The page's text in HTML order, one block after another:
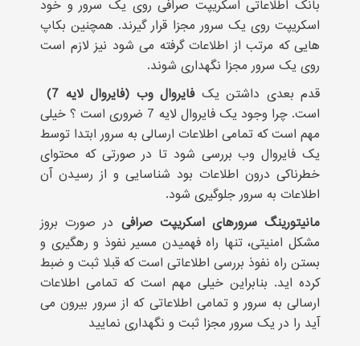
بانک اطلاعاتی اسکریپت صرافی روی یک سرور و خود
اسکریپت روی یک سرور مجزا قرار گیرند. همچنین بکاپ
هایی که مرتب از اطلاعات گرفته می شود نیز لازم است
روی یک سرور مجزا نگهداری شوند.
قدم بعدی داشتن یکفایروال وب (فایروال لایه 7)
است. چرا وجود یک فایروال لایه 7 ضروری است ؟ خیلی
مهم است که تمامی اطلاعات ارسالی به سرور ابتدا توسط
یک فایروال وب بررسی شود تا در صورتی که محتوای
خطرناکی درون اطلاعات بود شناسایی و از رسیدن آن
اطلاعات به سرور جلوگیری شود.
مانیتورینگ سرورهای اسکریپت صرافی در صورت بروز
مشکل امنیتی، تنها راه فهمیدن مسیر نفوذ و رهگیری و
بستن راه نفوذ بررسی اطلاعاتی است که قبلا ثبت و ضبط
کرده اید. بنابراین خیلی مهم است که تمامی اطلاعات
ارسالی به سرور و تمامی اطلاعاتی که از سرور بیرون می
آید را در یک سرور مجزا ثبت و نگهداری نمایید